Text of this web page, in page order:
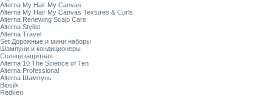
Alterna My Hair My Canvas
Alterna My Hair My Canvas Textures & Curls
Alterna Renewing Scalp Care
Alterna Stylist
Alterna Travel
Set Дорожные и мини наборы
Шампуни и кондиционеры
Солнцезащитная
Alterna 10 The Science of Ten
Alterna Professional
Alterna Шампунь
Biosilk
Redken